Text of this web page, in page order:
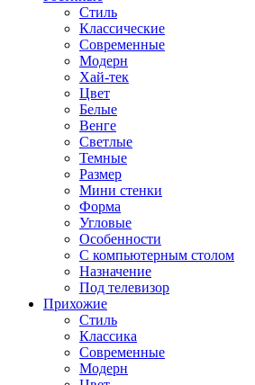
Стиль
Классические
Современные
Модерн
Хай-тек
Цвет
Белые
Венге
Светлые
Темные
Размер
Мини стенки
Форма
Угловые
Особенности
С компьютерным столом
Назначение
Под телевизор
Прихожие
Стиль
Классика
Современные
Модерн